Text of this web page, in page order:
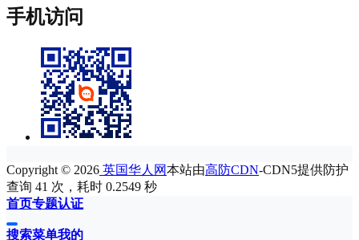
手机访问
Copyright © 2026 英国华人网本站由高防CDN-CDN5提供防护
查询 41 次，耗时 0.2549 秒
首页专题认证
搜索菜单我的